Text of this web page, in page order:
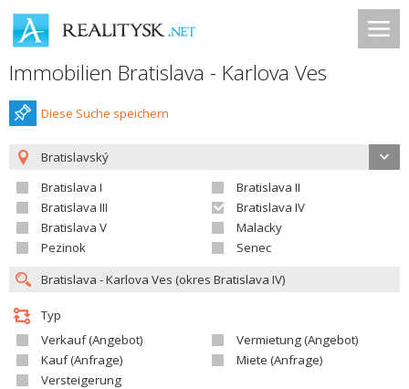
Immobilien Bratislava - Karlova Ves
Diese Suche speichern
Bratislavský
Bratislava I
Bratislava II
Bratislava III
Bratislava IV
Bratislava V
Malacky
Pezinok
Senec
Typ
Verkauf (Angebot)
Vermietung (Angebot)
Kauf (Anfrage)
Miete (Anfrage)
Versteigerung